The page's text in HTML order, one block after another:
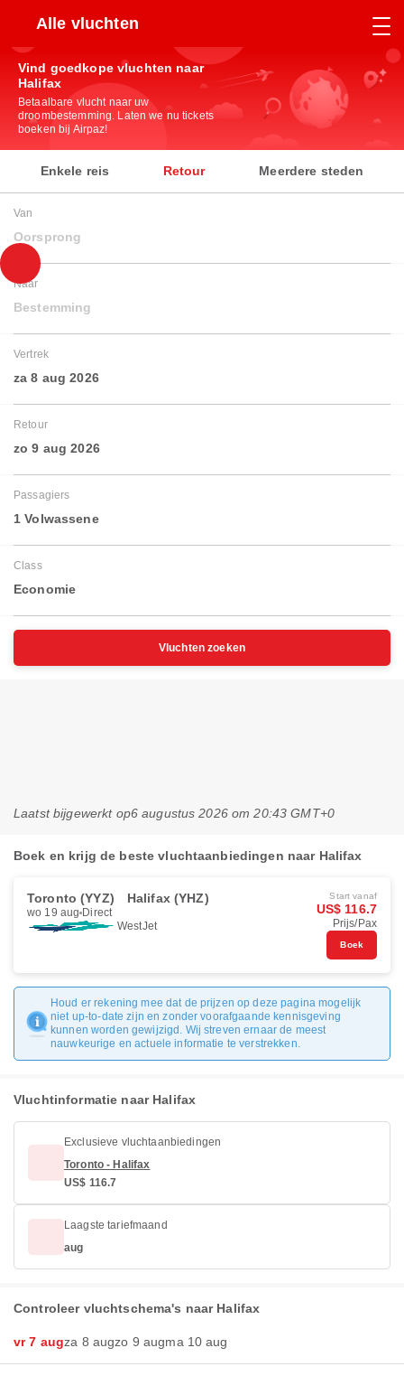
Alle vluchten
Vind goedkope vluchten naar
Halifax
Betaalbare vlucht naar uw
droombestemming. Laten we nu tickets
boeken bij Airpaz!
Enkele reis Retour Meerdere steden
Van
Oorsprong
Naar
Bestemming
Vertrek
za 8 aug 2026
Retour
zo 9 aug 2026
Passagiers
1 Volwassene
Class
Economie
Vluchten zoeken
Laatst bijgewerkt op6 augustus 2026 om 20:43 GMT+0
Boek en krijg de beste vluchtaanbiedingen naar Halifax
Toronto (YYZ) Halifax (YHZ)
wo 19 aug Direct
WestJet
Start vanaf
US$ 116.7
Prijs/Pax
Boek
Houd er rekening mee dat de prijzen op deze pagina mogelijk
niet up-to-date zijn en zonder voorafgaande kennisgeving
kunnen worden gewijzigd. Wij streven ernaar de meest
nauwkeurige en actuele informatie te verstrekken.
Vluchtinformatie naar Halifax
Exclusieve vluchtaanbiedingen
Toronto - Halifax
US$ 116.7
Laagste tariefmaand
aug
Controleer vluchtschema's naar Halifax
vr 7 augza 8 augzo 9 augma 10 aug